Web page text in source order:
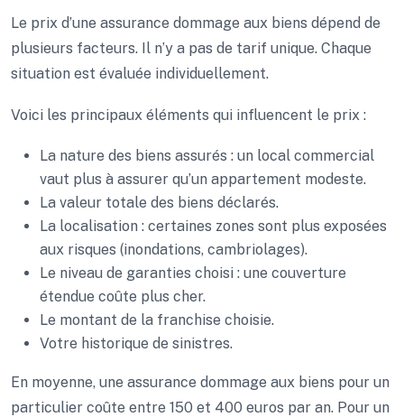
Le prix d’une assurance dommage aux biens dépend de
plusieurs facteurs. Il n’y a pas de tarif unique. Chaque
situation est évaluée individuellement.
Voici les principaux éléments qui influencent le prix :
La nature des biens assurés : un local commercial
vaut plus à assurer qu’un appartement modeste.
La valeur totale des biens déclarés.
La localisation : certaines zones sont plus exposées
aux risques (inondations, cambriolages).
Le niveau de garanties choisi : une couverture
étendue coûte plus cher.
Le montant de la franchise choisie.
Votre historique de sinistres.
En moyenne, une assurance dommage aux biens pour un
particulier coûte entre 150 et 400 euros par an. Pour un